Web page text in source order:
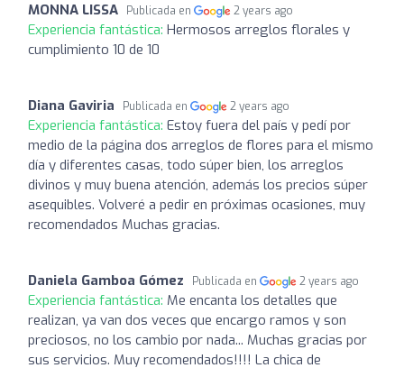
MONNA LISSA Publicada en 2 years ago
Experiencia fantástica: Hermosos arreglos florales y
cumplimiento 10 de 10
Diana Gaviria Publicada en 2 years ago
Experiencia fantástica: Estoy fuera del país y pedí por
medio de la página dos arreglos de flores para el mismo
día y diferentes casas, todo súper bien, los arreglos
divinos y muy buena atención, además los precios súper
asequibles. Volveré a pedir en próximas ocasiones, muy
recomendados Muchas gracias.
Daniela Gamboa Gómez Publicada en 2 years ago
Experiencia fantástica: Me encanta los detalles que
realizan, ya van dos veces que encargo ramos y son
preciosos, no los cambio por nada... Muchas gracias por
sus servicios. Muy recomendados!!!! La chica de